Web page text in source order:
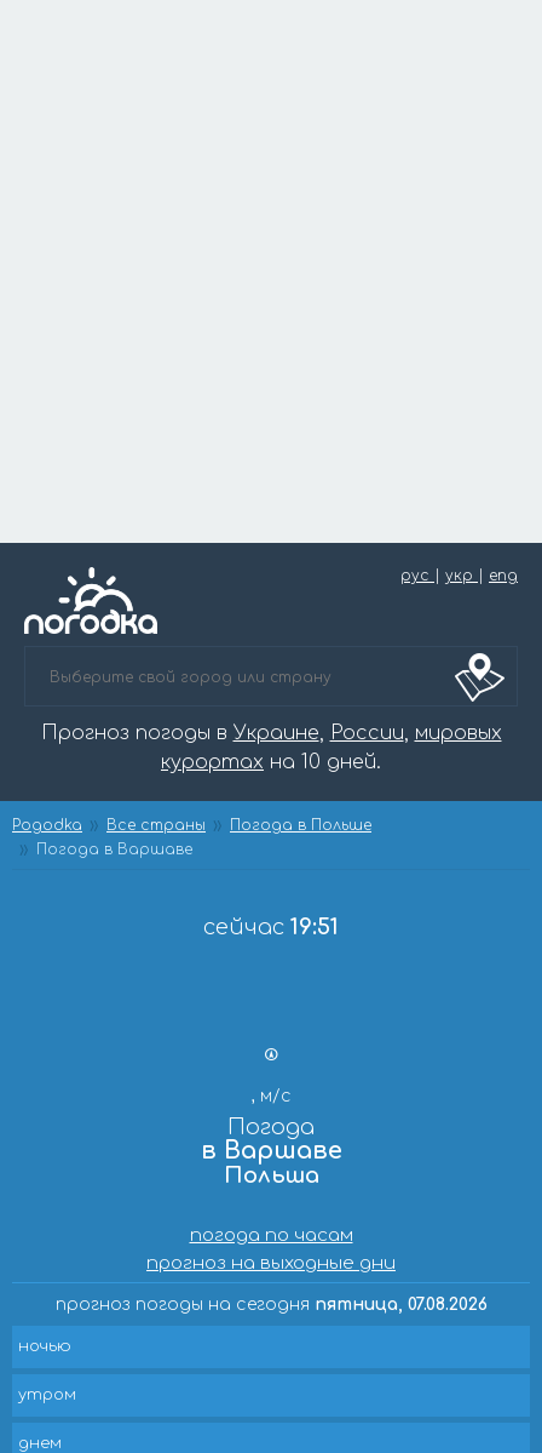
рус укр eng
Прогноз погоды в Украине, России, мировых
курортах на 10 дней.
Pogodka Все страны
Погода в Польше
Погода в Варшаве
сейчас 19:51
, м/с
Погода
в Варшаве
Польша
погода по часам
прогноз на выходные дни
прогноз погоды на сегодня пятница, 07.08.2026
ночью
утром
днем